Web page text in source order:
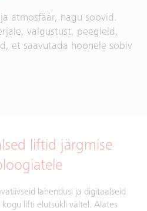
atmosfäär, nagu soovid.
valgustust, peegleid,
et saavutada hoonele sobiv
liftid järgmise
lahendusi ja digitaalseid
lifti elutsükli vältel. Alates